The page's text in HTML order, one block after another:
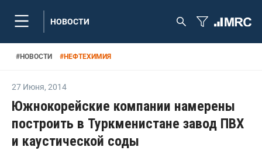
НОВОСТИ
#НОВОСТИ #НЕФТЕХИМИЯ
27 Июня, 2014
Южнокорейские компании намерены
построить в Туркменистане завод ПВХ
и каустической соды